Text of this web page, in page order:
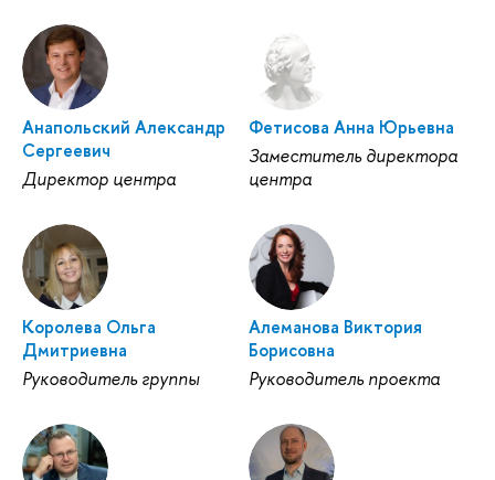
Анапольский Александр
Сергеевич
Директор центра
Фетисова Анна Юрьевна
Заместитель директора
центра
Королева Ольга
Дмитриевна
Руководитель группы
Алеманова Виктория
Борисовна
Руководитель проекта